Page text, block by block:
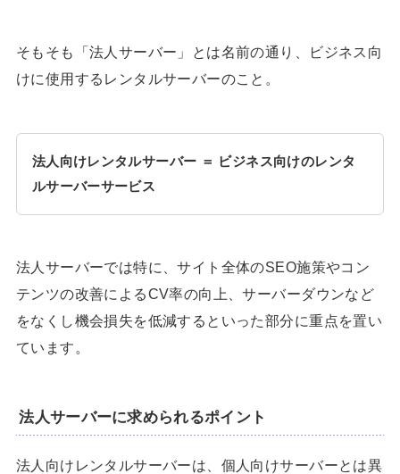
そもそも「法人サーバー」とは名前の通り、ビジネス向
けに使用するレンタルサーバーのこと。
法人向けレンタルサーバー ＝ ビジネス向けのレンタ
ルサーバーサービス
法人サーバーでは特に、サイト全体のSEO施策やコン
テンツの改善によるCV率の向上、サーバーダウンなど
をなくし機会損失を低減するといった部分に重点を置い
ています。
法人サーバーに求められるポイント
法人向けレンタルサーバーは、個人向けサーバーとは異